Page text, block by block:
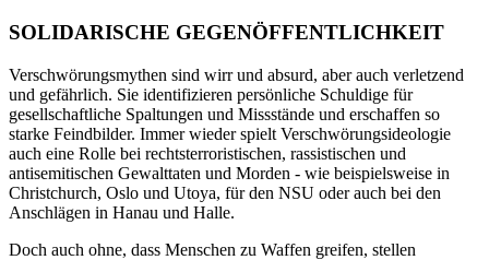
SOLIDARISCHE GEGENÖFFENTLICHKEIT
Verschwörungsmythen sind wirr und absurd, aber auch verletzend
und gefährlich. Sie identifizieren persönliche Schuldige für
gesellschaftliche Spaltungen und Missstände und erschaffen so
starke Feindbilder. Immer wieder spielt Verschwörungsideologie
auch eine Rolle bei rechtsterroristischen, rassistischen und
antisemitischen Gewalttaten und Morden - wie beispielsweise in
Christchurch, Oslo und Utoya, für den NSU oder auch bei den
Anschlägen in Hanau und Halle.
Doch auch ohne, dass Menschen zu Waffen greifen, stellen